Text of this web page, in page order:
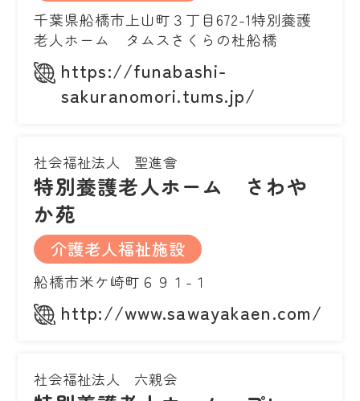
千葉県船橋市上山町３丁目672-1特別養護
老人ホーム タムスさくらの杜船橋
https://funabashi-
sakuranomori.tums.jp/
社会福祉法人 聖進會
特別養護老人ホーム さわや
か苑
介護老人福祉施設
船橋市米ケ崎町６９１-１
http://www.sawayakaen.com/
社会福祉法人 六親会